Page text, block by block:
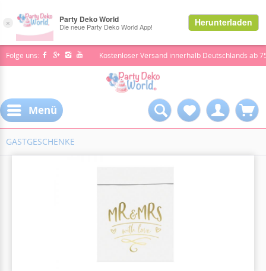
Folge uns: Kostenloser Versand innerhalb Deutschlands ab
Menü
GASTGESCHENKE